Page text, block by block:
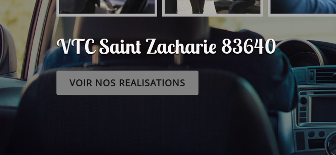
VTC Saint Zacharie 83640
VOIR NOS REALISATIONS